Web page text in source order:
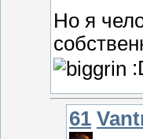
Но я
61